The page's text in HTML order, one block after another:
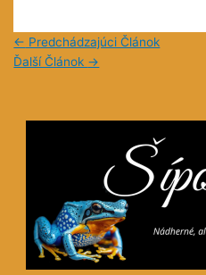
← Predchádzajúci Článok
Ďalší Článok →